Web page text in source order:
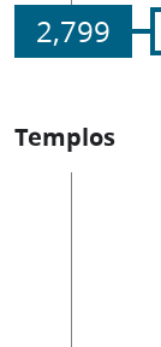
2,799
Templos